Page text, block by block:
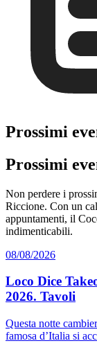
Prossimi
Prossimi
Non perdere i
Riccione. Con un
appuntamenti, il
indimenticabili.
08/08/2026
Loco Dice
2026. Tavoli
Questa notte
famosa d’Italia si